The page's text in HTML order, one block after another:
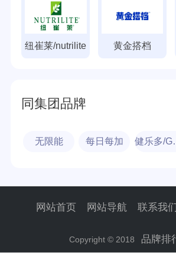
纽崔莱/nutrilite 黄金搭档
同集团品牌
无限能 每日每加 健乐
网站首页 网站导航 联系我
Copyright © 2018 品牌排